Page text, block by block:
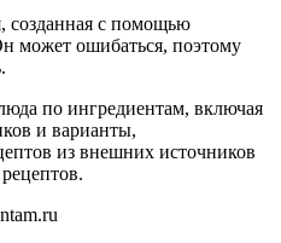
созданная с помощью
может ошибаться, поэтому
по ингредиентам, включая
и варианты,
из внешних источников